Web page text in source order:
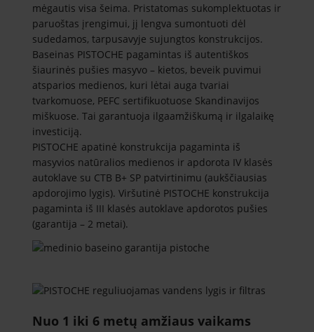
mėgautis visa šeima. Pristatomas sukomplektuotas ir
paruoštas įrengimui, jį lengva sumontuoti dėl
sudedamos, tarpusavyje sujungtos konstrukcijos.
Baseinas PISTOCHE pagamintas iš autentiškos
šiaurinės pušies masyvo – kietos, beveik puvimui
atsparios medienos, kuri lėtai auga tvariai
tvarkomuose, PEFC sertifikuotuose Skandinavijos
miškuose. Tai garantuoja ilgaamžiškumą ir ilgalaikę
investiciją.
PISTOCHE apatinė konstrukcija pagaminta iš
masyvios natūralios medienos ir apdorota IV klasės
autoklave su CTB B+ SP patvirtinimu (aukščiausias
apdorojimo lygis). Viršutinė PISTOCHE konstrukcija
pagaminta iš III klasės autoklave apdorotos pušies
(garantija – 2 metai).
Nuo 1 iki 6 metų amžiaus vaikams